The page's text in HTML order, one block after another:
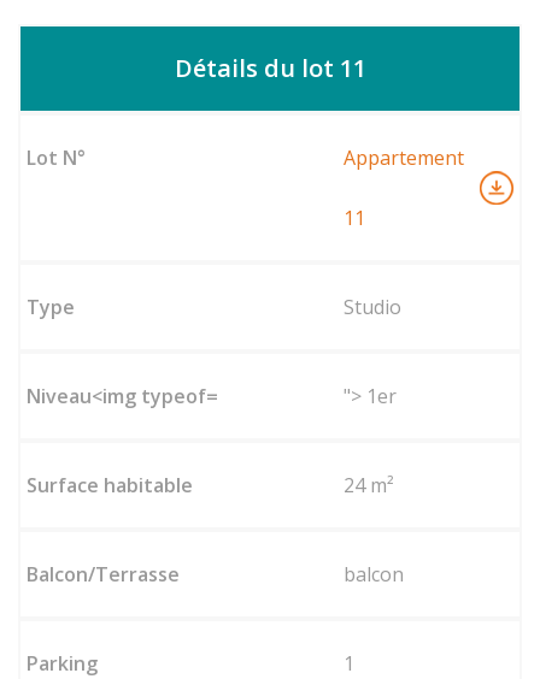
Détails du lot 11
Appartement
11
Studio
"> 1er
24 m²
balcon
1